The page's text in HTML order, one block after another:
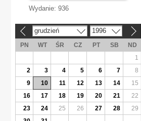
Wydanie: 936
grudzień 1996
PN WT ŚR CZ PT SB
ND
1
2
3 4 5 6 7
8
9
10 11 12 13 14
15
16
17 18 19 20 21
22
23
24 25 26 27 28
29